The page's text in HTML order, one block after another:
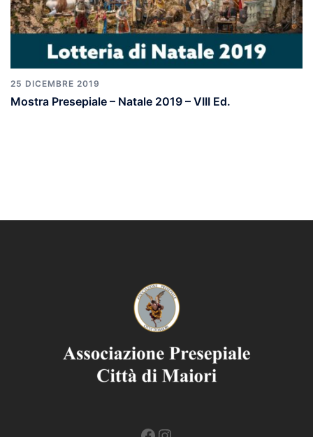
25 DICEMBRE 2019
Mostra Presepiale – Natale 2019 – VIII Ed.